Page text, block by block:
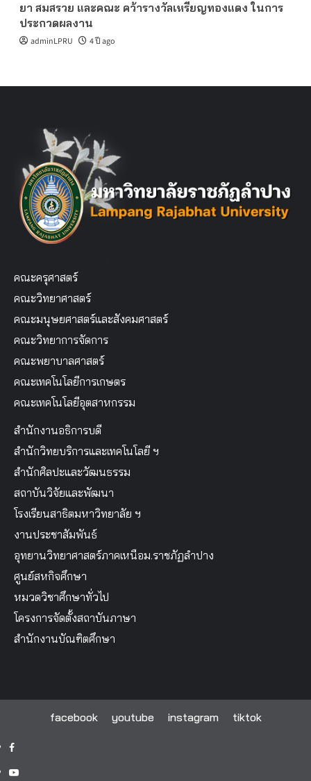
ยา สมสรวย และคณะ คว้ารางวัลเหรียญทองแดง ในการ
ประกวดผลงาน
adminLPRU 4 ปี ago
คณะครุศาสตร์
คณะวิทยาศาสตร์
คณะมนุษยศาสตร์และสังคมศาสตร์
คณะวิทยาการจัดการ
คณะพยาบาลศาสตร์
คณะเทคโนโลยีการเกษตร
คณะเทคโนโลยีอุตสาหกรรม
สำนักงานอธิการบดี
สำนักวิทยบริการและเทคโนโลยี ฯ
สำนักศิลปะและวัฒนธรรม
สถาบันวิจัยและพัฒนา
โรงเรียนสาธิตมหาวิทยาลัย ฯ
งานประชาสัมพันธ์
อุทยานวิทยาศาสตร์ภาคเหนือม.ราชภัฏลำปาง
ศูนย์สหกิจศึกษา
หมวดวิชาศึกษาทั่วไป
โครงการจัดตั้งสถาบันภาษา
สำนักงานบัณฑิตศึกษา
facebook youtube instagram tiktok
facebook
youtube